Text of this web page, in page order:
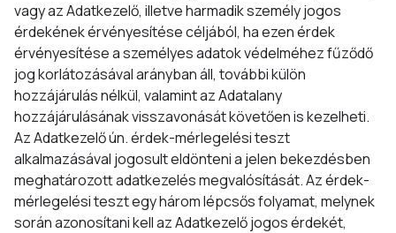
vagy az Adatkezelő, illetve harmadik személy jogos
érdekének érvényesítése céljából, ha ezen érdek
érvényesítése a személyes adatok védelméhez fűződő
jog korlátozásával arányban áll, további külön
hozzájárulás nélkül, valamint az Adatalany
hozzájárulásának visszavonását követően is kezelheti.
Az Adatkezelő ún. érdek-mérlegelési teszt
alkalmazásával jogosult eldönteni a jelen bekezdésben
meghatározott adatkezelés megvalósítását. Az érdek-
mérlegelési teszt egy három lépcsős folyamat, melynek
során azonosítani kell az Adatkezelő jogos érdekét,